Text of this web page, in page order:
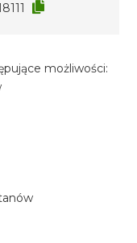
możliwości: